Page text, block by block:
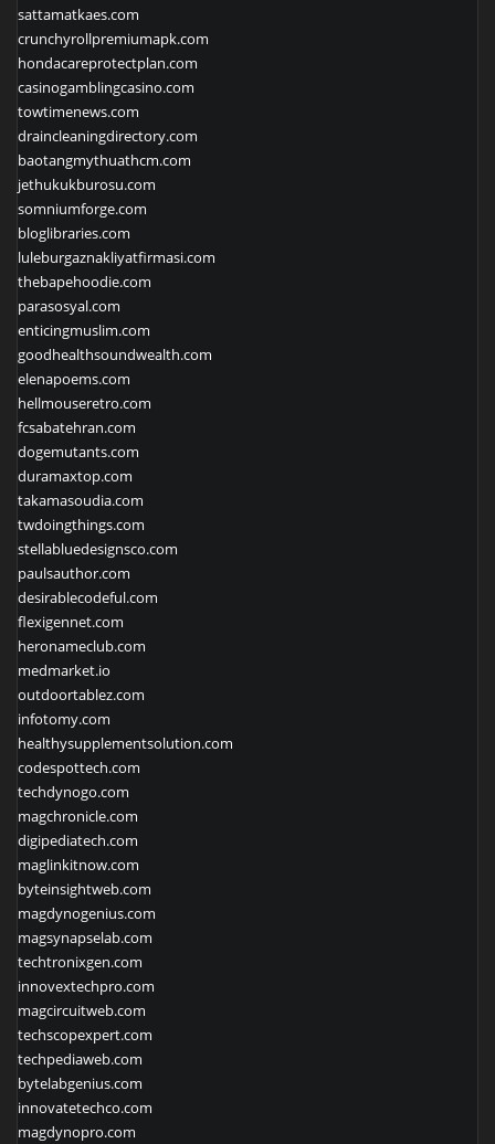
sattamatkaes.com
crunchyrollpremiumapk.com
hondacareprotectplan.com
casinogamblingcasino.com
towtimenews.com
draincleaningdirectory.com
baotangmythuathcm.com
jethukukburosu.com
somniumforge.com
bloglibraries.com
luleburgaznakliyatfirmasi.com
thebapehoodie.com
parasosyal.com
enticingmuslim.com
goodhealthsoundwealth.com
elenapoems.com
hellmouseretro.com
fcsabatehran.com
dogemutants.com
duramaxtop.com
takamasoudia.com
twdoingthings.com
stellabluedesignsco.com
paulsauthor.com
desirablecodeful.com
flexigennet.com
heronameclub.com
medmarket.io
outdoortablez.com
infotomy.com
healthysupplementsolution.com
codespottech.com
techdynogo.com
magchronicle.com
digipediatech.com
maglinkitnow.com
byteinsightweb.com
magdynogenius.com
magsynapselab.com
techtronixgen.com
innovextechpro.com
magcircuitweb.com
techscopexpert.com
techpediaweb.com
bytelabgenius.com
innovatetechco.com
magdynopro.com